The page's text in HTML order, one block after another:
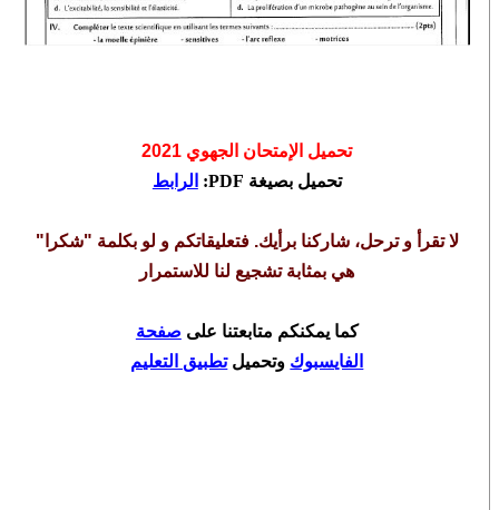
تحميل الإمتحان الجهوي 2021
تحميل بصيغة PDF
: الرابط
لا تقرأ و ترحل، شاركنا برأيك. فتعليقاتكم و لو بكلمة "شكرا"
هي بمثابة تشجيع لنا للاستمرار
كما يمكنكم متابعتنا على صفحة
الفايسبوك وتحميلتطبيق التعليم